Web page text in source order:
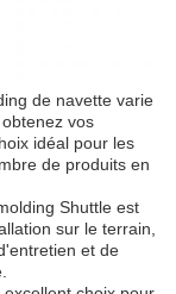
de navette varie
vos
idéal pour les
de produits en
Shuttle est
sur le terrain,
et de